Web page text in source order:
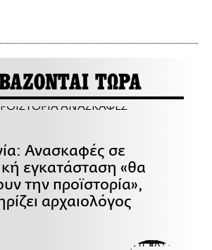
ΤΩΡΑ
Ανασκαφές σε
εγκατάσταση «θα
την προϊστορία»,
αρχαιολόγος